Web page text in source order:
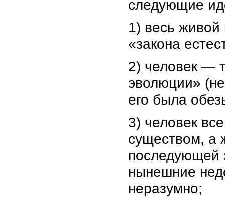
следующие
1) весь
«закона
2) человек —
эволюции»
его была
3) человек
существом, а
последующей
нынешние
неразумно;